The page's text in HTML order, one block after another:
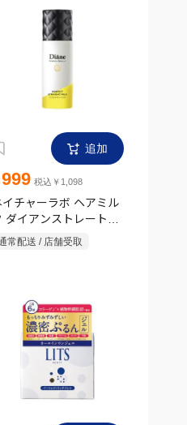
追加
999 税込￥1,098
イチャーラボ ヘアミル
ダイアンストレートミ
常配送 / 店舗受取